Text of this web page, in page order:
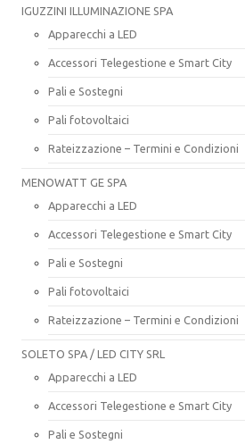
IGUZZINI ILLUMINAZIONE SPA
Apparecchi a LED
Accessori Telegestione e Smart City
Pali e Sostegni
Pali fotovoltaici
Rateizzazione – Termini e Condizioni
MENOWATT GE SPA
Apparecchi a LED
Accessori Telegestione e Smart City
Pali e Sostegni
Pali fotovoltaici
Rateizzazione – Termini e Condizioni
SOLETO SPA / LED CITY SRL
Apparecchi a LED
Accessori Telegestione e Smart City
Pali e Sostegni